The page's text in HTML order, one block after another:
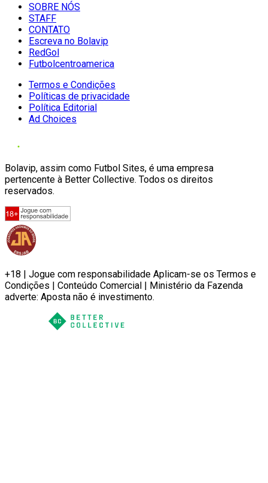
SOBRE NÓS
STAFF
CONTATO
Escreva no Bolavip
RedGol
Futbolcentroamerica
Termos e Condições
Políticas de privacidade
Política Editorial
Ad Choices
Bolavip, assim como Futbol Sites, é uma empresa
pertencente à Better Collective. Todos os direitos
reservados.
+18 | Jogue com responsabilidade Aplicam-se os Termos e
Condições | Conteúdo Comercial | Ministério da Fazenda
adverte: Aposta não é investimento.